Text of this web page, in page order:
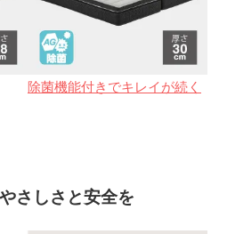
除菌機能付きでキレイが続く
さしさと安全を